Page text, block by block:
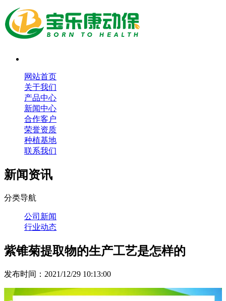
网站首页
关于我们
产品中心
新闻中心
合作客户
荣誉资质
种植基地
联系我们
新闻资讯
分类导航
公司新闻
行业动态
紫锥菊提取物的生产工艺是怎样的
发布时间：2021/12/29 10:13:00